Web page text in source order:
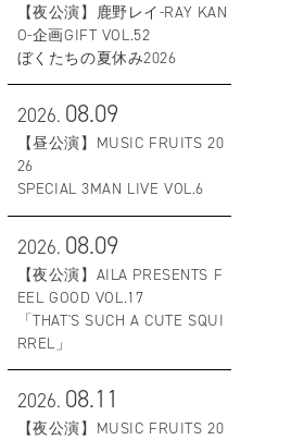
【夜公演】鹿野レイ-RAY KAN
O-企画GIFT VOL.52
ぼくたちの夏休み2026
2026. 08.09
【昼公演】MUSIC FRUITS 20
26
SPECIAL 3MAN LIVE VOL.6
2026. 08.09
【夜公演】AILA PRESENTS F
EEL GOOD VOL.17
「THAT'S SUCH A CUTE SQUI
RREL」
2026. 08.11
【夜公演】MUSIC FRUITS 20